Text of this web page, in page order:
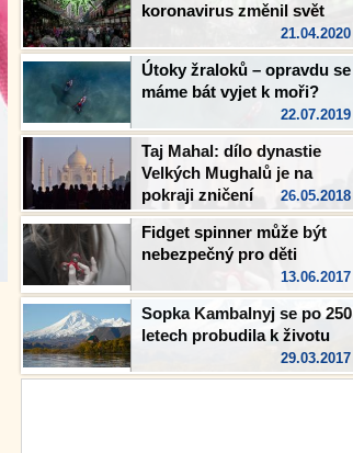
koronavirus změnil svět
21.04.2020
Útoky žraloků – opravdu se
máme bát vyjet k moři?
22.07.2019
Taj Mahal: dílo dynastie
Velkých Mughalů je na
pokraji zničení
26.05.2018
Fidget spinner může být
nebezpečný pro děti
13.06.2017
Sopka Kambalnyj se po 250
letech probudila k životu
29.03.2017